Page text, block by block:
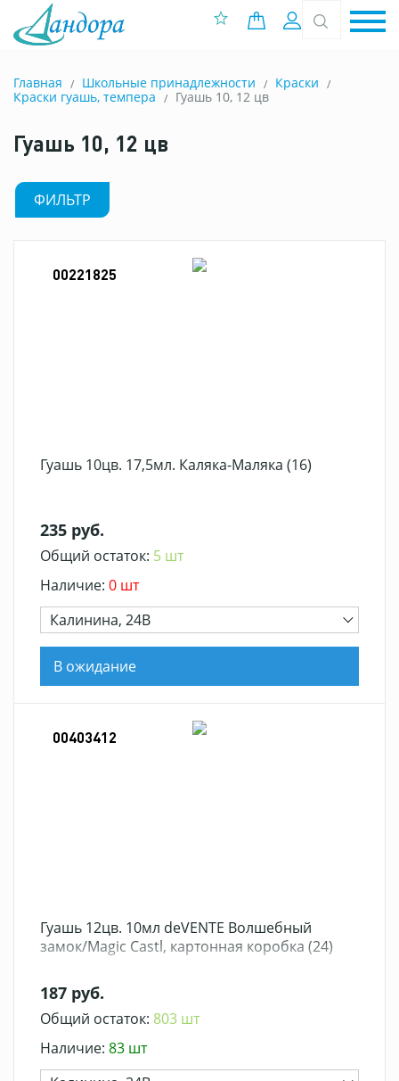
0 позиций
Вход
Главная Школьные принадлежности
Краски
Краски гуашь, темпера
Гуашь 10, 12 цв
Гуашь 10, 12 цв
ФИЛЬТР
00221825
Гуашь 10цв. 17,5мл. Каляка-Маляка (16)
235 руб.
Общий остаток: 5 шт
Наличие: 0 шт
Калинина, 24В
В ожидание
00403412
Гуашь 12цв. 10мл deVENTE Волшебный
замок/Magic Castl, картонная коробка (24)
187 руб.
Общий остаток: 803 шт
Наличие: 83 шт